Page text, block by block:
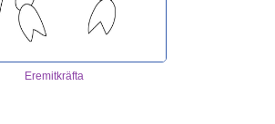
Eremitkräfta